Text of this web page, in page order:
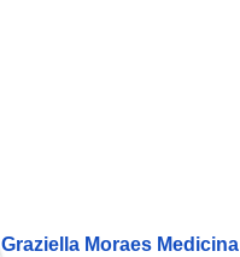
Graziella Moraes Medicina